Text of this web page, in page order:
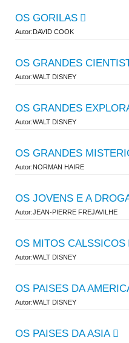
OS GORILAS
Autor:DAVID COOK
OS GRANDES
Autor:WALT DISNEY
OS GRANDES
Autor:WALT DISNEY
OS GRANDES
Autor:NORMAN HAIRE
OS JOVENS E A
Autor:JEAN-PIERRE FREJAVILHE
OS MITOS CALSSICOS
Autor:WALT DISNEY
OS PAISES DA
Autor:WALT DISNEY
OS PAISES DA ASIA